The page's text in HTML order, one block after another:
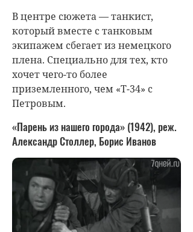
В центре сюжета — танкист,
который вместе с танковым
экипажем сбегает из немецкого
плена. Специально для тех, кто
хочет чего-то более
приземленного, чем «Т-34» с
Петровым.
«Парень из нашего города» (1942), реж.
Александр Столлер, Борис Иванов